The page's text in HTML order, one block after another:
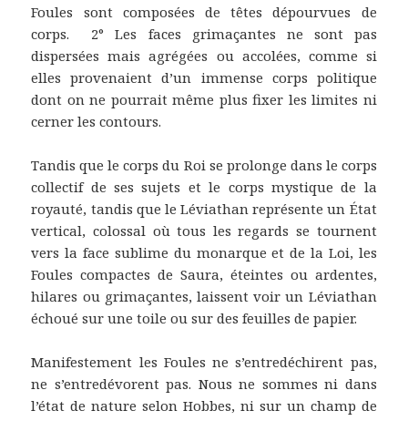
Foules sont composées de têtes dépourvues de
corps. 2° Les faces grimaçantes ne sont pas
dispersées mais agrégées ou accolées, comme si
elles provenaient d’un immense corps politique
dont on ne pourrait même plus fixer les limites ni
cerner les contours.
Tandis que le corps du Roi se prolonge dans le corps
collectif de ses sujets et le corps mystique de la
royauté, tandis que le Léviathan représente un État
vertical, colossal où tous les regards se tournent
vers la face sublime du monarque et de la Loi, les
Foules compactes de Saura, éteintes ou ardentes,
hilares ou grimaçantes, laissent voir un Léviathan
échoué sur une toile ou sur des feuilles de papier.
Manifestement les Foules ne s’entredéchirent pas,
ne s’entredévorent pas. Nous ne sommes ni dans
l’état de nature selon Hobbes, ni sur un champ de